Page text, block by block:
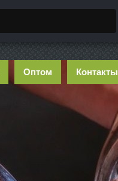
Оптом Контакты